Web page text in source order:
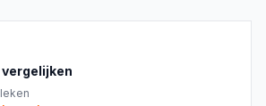
vergelijken